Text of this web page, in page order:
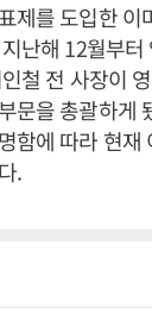
제를 도입한 이
난해 12월부
철 전 사장이
문을 총괄하게
함에 따라 현재
.